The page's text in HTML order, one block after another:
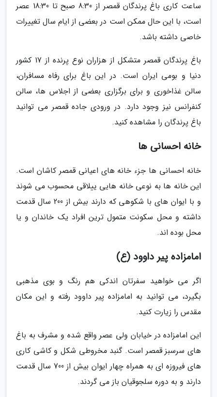
ساعت کاری باغ پرندگان قمصر از 8:30 صبح تا 18:30 عصر
است، با این حال ممکن است در بعضی از ایام سال تغییرات
خاصی داشته باشد.
باغ پرندگان قمصر متشکل از هزاران نوع پرنده از 17 کشور
دنیا و بومی ایران است. در این باغ برای رفاه مسافران،
سالن غذاخوری و برای برگزاری بعضی از اجلاس ها، سالن
کنفرانس نیز وجود دارد. در ورودی جاده قمصر می توانید
باغ پرندگان را مشاهده کنید.
خانه احسانی ها
خانه احسانی ها جزء خانه های اعیانی قمصر کاشان است.
این خانه ها به نوعی خانه هایی ییلاقی محسوب می شوند
و با ایوان های با شکوهی که دارند بیش از 200 سال قدمت
داشته و محل سکونت متمول ترین افراد یک خاندان و یا
محل بوده اند.
امامزاده پیر داوود (ع)
اگر می خواهید سفرتان اندکی هم رنگ و بوی مذهبی
بگیرد، می توانید به امامزاده پیر داوود رفته و این مکان
مقدس را زیارت کنید.
این امامزاده در خیابان ولی عصر واقع شده و مشرف به باغ
های سرسبز قمصر است. گنبد مخروطى شکل و کاشی کاری
های فیروزه اى به همراه چهار ایوان بیش از 700 سال قدمت
دارند و به دوره سلجوقیان باز می گردند.